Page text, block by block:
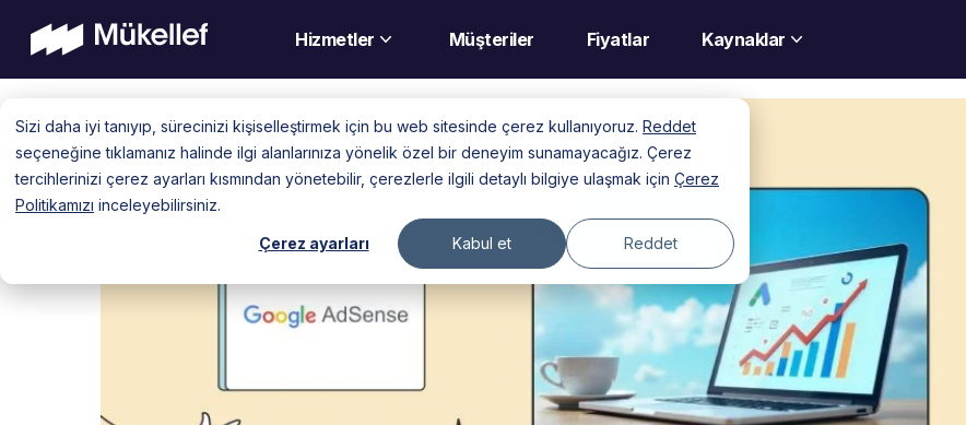
Sizi daha iyi tanıyıp, sürecinizi kişiselleştirmek için bu web sitesinde çerez kullanıyoruz. Reddet
seçeneğine tıklamanız halinde ilgi alanlarınıza yönelik özel bir deneyim sunamayacağız. Çerez
tercihlerinizi çerez ayarları kısmından yönetebilir, çerezlerle ilgili detaylı bilgiye ulaşmak için Çerez
Politikamızı inceleyebilirsiniz.
Çerez ayarları Kabul et Reddet
content
Hizmetler Müşteriler Fiyatlar Kaynaklar